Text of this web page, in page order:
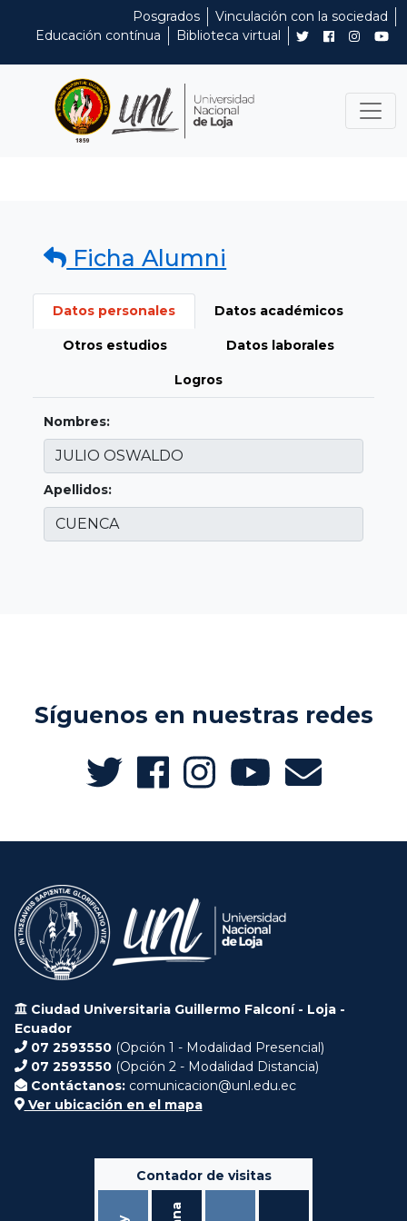
Posgrados
Vinculación con la sociedad
Educación contínua
Biblioteca virtual
Ficha Alumni
Datos personales Datos académicos
Otros estudios Datos laborales
Logros
Nombres:
Apellidos:
Síguenos en nuestras redes
Ciudad Universitaria Guillermo Falconí - Loja -
Ecuador
07 2593550 (Opción 1 - Modalidad Presencial)
07 2593550 (Opción 2 - Modalidad Distancia)
Contáctanos: comunicacion@unl.edu.ec
Ver ubicación en el mapa
Contador de visitas